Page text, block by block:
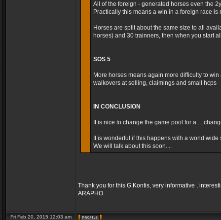
All of the foreign - generated horses even the
Practically this means a win in a foreign race is
Horses are split about the same size to all
horses) and 30 trainners, then when you start
SOS 5
More horses means again more difficulty to
walkovers at selling, claimings and small hcps
IN CONCLUSION
It is nice to change the game pool for a ...
It is wonderful if this happens with a world
We will talk about this soon....
Thank you for this G.Kontis, very informative ,
ARAPHO
Fri Feb 20, 2015 12:03 am